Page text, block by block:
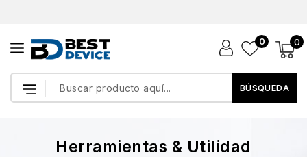
0
0
BÚSQUEDA
Herramientas & Utilidad